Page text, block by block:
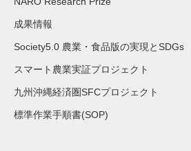
成果情報
Society5.0 農業・食品版の実現とSDGs
スマート農業実証プロジェクト
九州沖縄経済圏SFCプロジェクト
標準作業手順書(SOP)